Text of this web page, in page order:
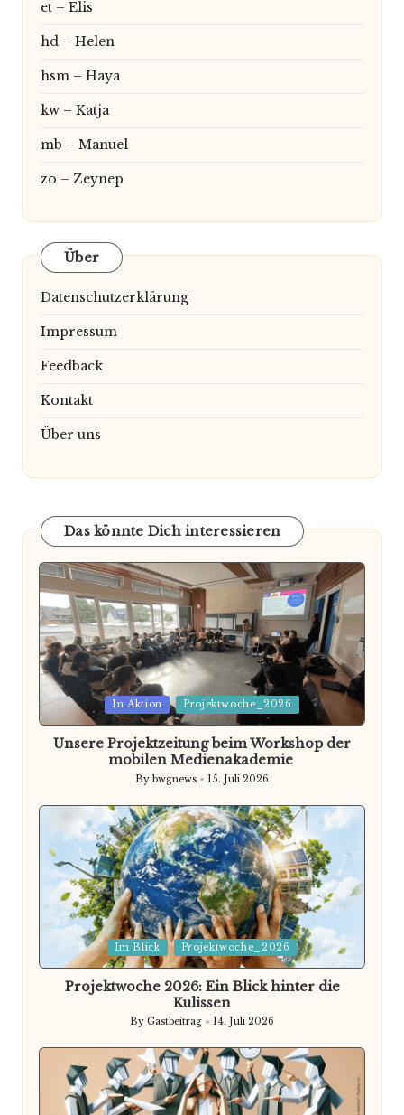
et – Elis
hd – Helen
hsm – Haya
kw – Katja
mb – Manuel
zo – Zeynep
Über
Datenschutzerklärung
Impressum
Feedback
Kontakt
Über uns
Das könnte Dich interessieren
Posted
in
In Aktion Projektwoche_2026
Unsere Projektzeitung beim Workshop der
mobilen Medienakademie
Posted
By bwgnews 15. Juli 2026
Posted
in
Im Blick Projektwoche_2026
Projektwoche 2026: Ein Blick hinter die
Kulissen
Posted
by
By Gastbeitrag 14. Juli 2026